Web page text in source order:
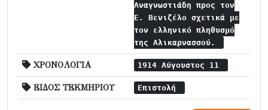
Αναγνωστιάδη προς τον
Ε. Βενιζέλο σχετικά με
τον ελληνικό πληθυσμό
της Αλικαρνασσού.
ΧΡΟΝΟΛΟΓΙΑ 1914 Αύγουστος 11
ΕΙΔΟΣ ΤΕΚΜΗΡΙΟΥ Επιστολή